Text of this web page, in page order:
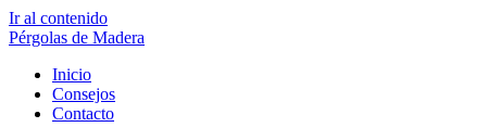
Ir al contenido
Pérgolas de Madera
Inicio
Consejos
Contacto